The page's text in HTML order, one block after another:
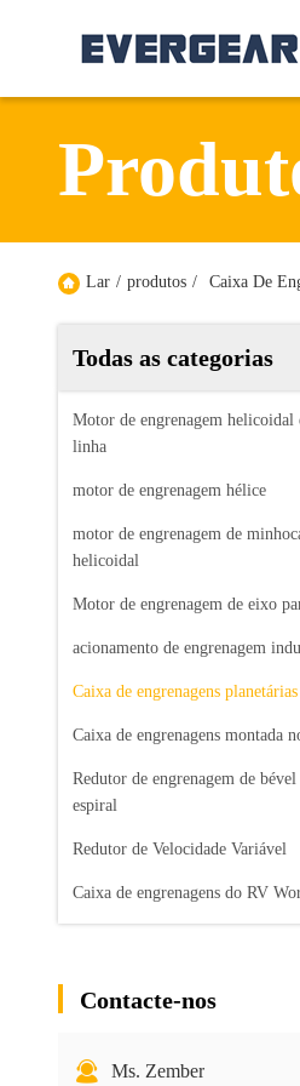
Lar / produtos / Caixa De
Todas as categorias
Motor de engrenagem helicoidal
linha
motor de engrenagem hélice
motor de engrenagem de
helicoidal
Motor de engrenagem de eixo
acionamento de engrenagem
Caixa de engrenagens planetárias
Caixa de engrenagens montada
Redutor de engrenagem de bével
espiral
Redutor de Velocidade Variável
Caixa de engrenagens do RV
Contacte-nos
Ms. Zember